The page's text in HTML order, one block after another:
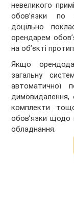
невеликого
обов’язки по
доцільно
орендарем
на об’єкті
Якщо
загальну
автоматичної
димовидалення,
комплекти
обов’язки щодо
обладнання.